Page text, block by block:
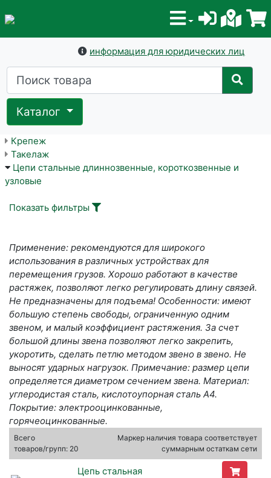
информация для юридических лиц
Каталог
Крепеж
Такелаж
Цепи стальные длиннозвенные, короткозвенные и
узловые
Показать фильтры
Применение: рекомендуются для широкого
использования в различных устройствах для
перемещения грузов. Хорошо работают в качестве
растяжек, позволяют легко регулировать длину связей.
Не предназначены для подъема! Особенности: имеют
большую степень свободы, ограниченную одним
звеном, и малый коэффициент растяжения. За счет
большой длины звена позволяют легко закрепить,
укоротить, сделать петлю методом звено в звено. Не
выносят ударных нагрузок. Примечание: размер цепи
определяется диаметром сечением звена. Материал:
углеродистая сталь, кислотоупорная сталь А4.
Покрытие: электрооцинкованные,
горячеоцинкованные.
Всего
товаров/групп: 20
Маркер наличия товара соответствует
суммарным остаткам сети
Цепь стальная